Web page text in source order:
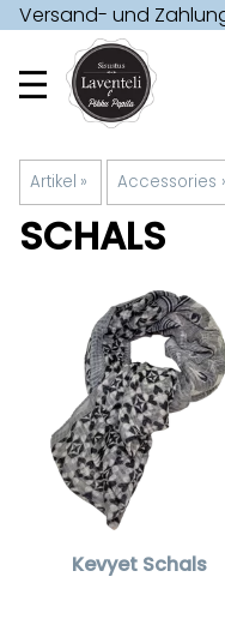
Versand- und
Artikel ‪» Accessories
SCHALS
Kevyet Schals